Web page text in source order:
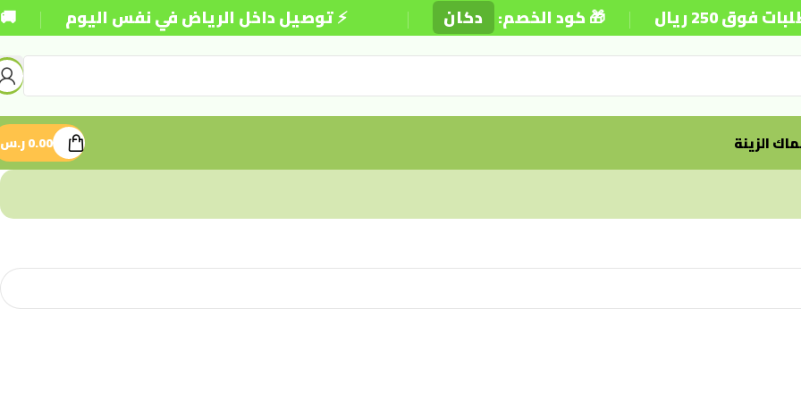
⚡ توصيل داخل الرياض في نفس اليوم 🚚 250 ريال 🎁 كود الخصم: دكان
الزينة 0.00ر.س